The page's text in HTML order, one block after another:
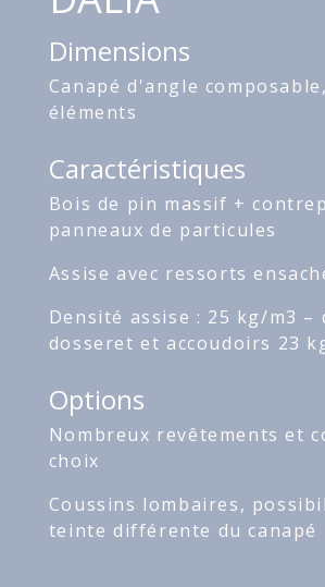
Dimensions
Canapé d'angle
éléments
Caractéristiques
Bois de pin massif +
panneaux de particules
Assise avec ressorts
Densité assise : 25 kg/m3 –
dosseret et accoudoirs 23
Options
Nombreux revêtements et
choix
Coussins lombaires,
teinte différente du canapé